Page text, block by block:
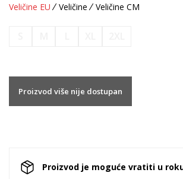
Veličine EU Veličine Veličine CM
Proizvod više nije dostupan
Proizvod je moguće vratiti u